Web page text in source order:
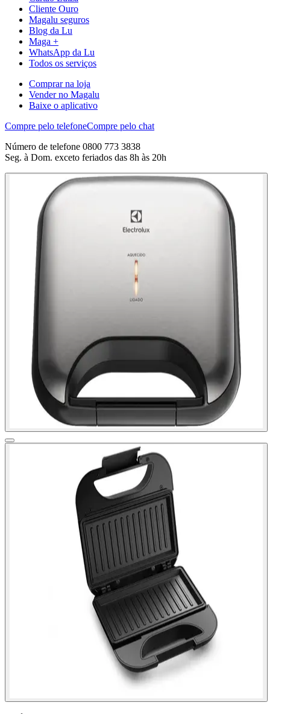
Cliente Ouro
Magalu seguros
Blog da Lu
Maga +
WhatsApp da Lu
Todos os serviços
Comprar na loja
Vender no Magalu
Baixe o aplicativo
Compre pelo telefoneCompre pelo chat
Número de telefone 0800 773 3838
Seg. à Dom. exceto feriados das 8h às 20h